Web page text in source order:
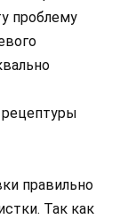
проблему
правильно
Так как